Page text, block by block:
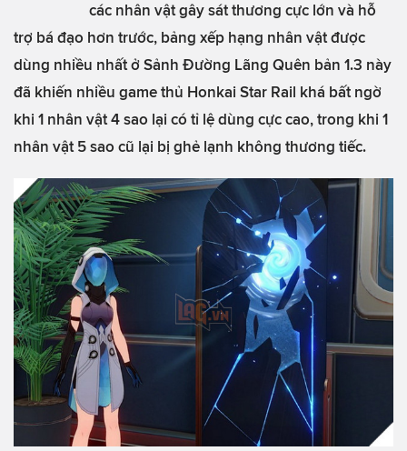
các nhân vật gây sát thương cực lớn và hỗ
trợ bá đạo hơn trước, bảng xếp hạng nhân vật được
dùng nhiều nhất ở Sảnh Đường Lãng Quên bản 1.3 này
đã khiến nhiều game thủ Honkai Star Rail khá bất ngờ
khi 1 nhân vật 4 sao lại có tỉ lệ dùng cực cao, trong khi 1
nhân vật 5 sao cũ lại bị ghẻ lạnh không thương tiếc.